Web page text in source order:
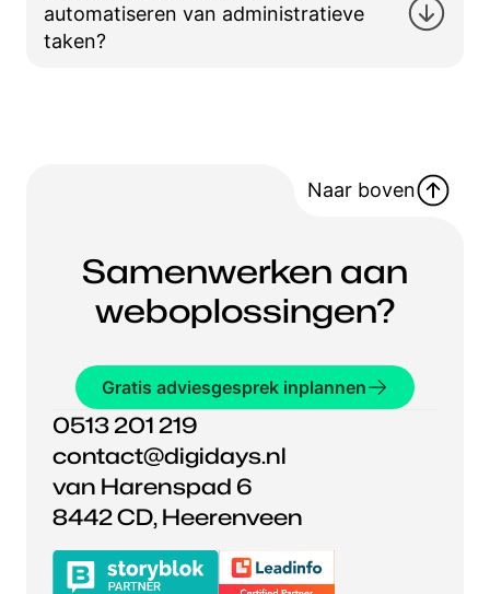
automatiseren van administratieve
taken?
0513 201 219
contact@digidays.nl
van Harenspad 6
8442 CD, Heerenveen
Samenwerken aan
weboplossingen?
Gratis adviesgesprek inplannen
Naar boven